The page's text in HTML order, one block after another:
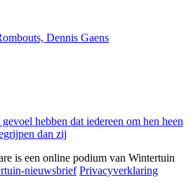
Dennis Gaens
hebben dat iedereen om hen heen
dan zij
is een online podium van Wintertuin
nieuwsbrief Privacyverklaring